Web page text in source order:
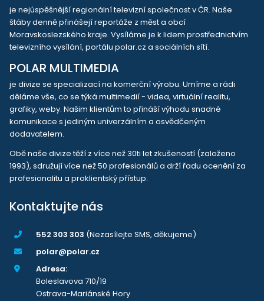
je nejúspěšnější regionální televizní společnost v ČR. Naše
štáby denně přinášejí reportáže z měst a obcí
Moravskoslezského kraje. Vysíláme je k lidem prostřednictvím
televizního vysílání, portálu polar.cz a sociálních sítí.
POLAR MULTIMEDIA
je divize se specializací na komerční výrobu. Umíme a rádi
děláme vše, co se týká multimedií - videa, virtuální realitu,
grafiky, weby. Našim klientům to přináší výhodu snadné
komunikace s jediným univerzálním a osvědčeným
dodavatelem.
Obě naše divize těží z více než 30ti let zkušeností (založeno
1993), sdružují více než 50 profesionálů a drží řadu ocenění za
profesionalitu a proklientský přístup.
Kontaktujte nás
552 303 303 (Nezasílejte SMS, děkujeme)
polar@polar.cz
Adresa:
Boleslavova 710/19
Ostrava-Mariánské Hory